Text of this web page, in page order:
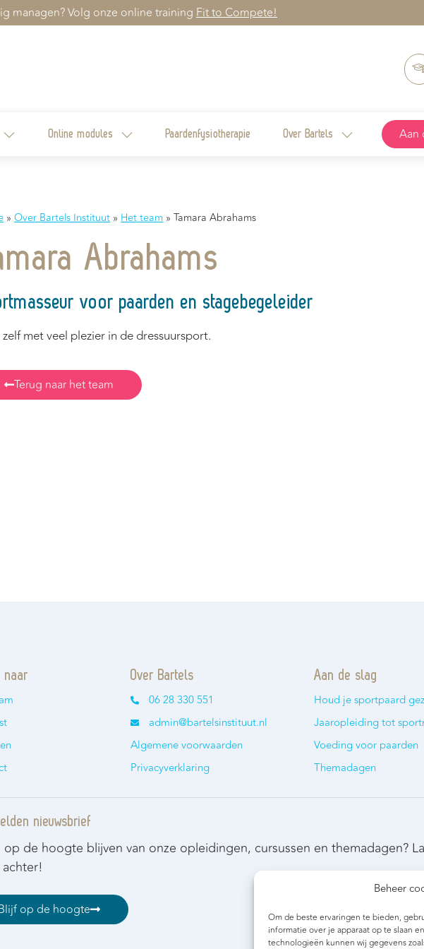
Beheer
Om de beste ervaringen te bieden,
informatie over je apparaat op te slaan
technologieën kunnen wij gegevens
managen? Volg onze online training Fit to Compete!
Online modules Paardenfysiotherapie Over Bartels Aan
»Over Bartels Instituut»Het team»Tamara Abrahams
Abrahams
voor paarden en stagebegeleider
met veel plezier in de dressuursport.
Terug naar het team
naar Over Bartels
06 28 330 551
admin@bartelsinstituut.nl
Algemene voorwaarden
Privacyverklaring
Aan de slag
Houd je sportpaard
Jaaropleiding tot
Voeding voor paarden
Themadagen
nieuwsbrief
op de hoogte blijven van onze opleidingen, cursussen en themadagen?
op de hoogte